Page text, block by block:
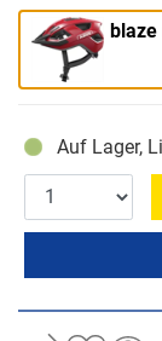
blaze
Auf Lager,